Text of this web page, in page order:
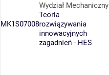
MK1S07008
Wydział Mechaniczny
Teoria
rozwiązywania
innowacyjnych
zagadnień - HES